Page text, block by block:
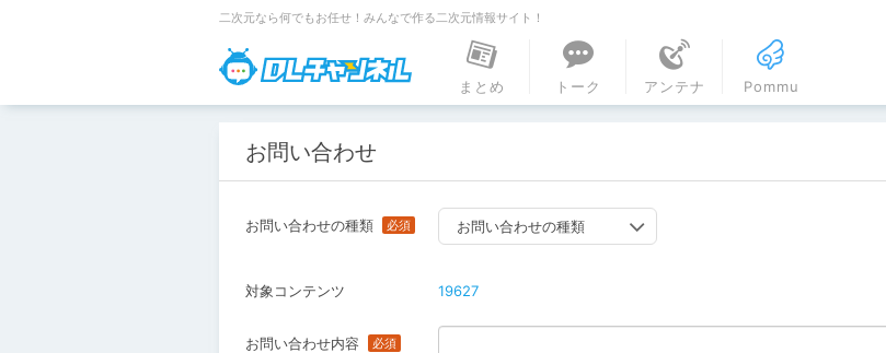
二次元なら何でもお任せ！みんなで作る二次元情報サイト！
DLチャンネル
まとめ
トーク アンテナ Pommu
お問い合わせ
お問い合わせの種類 お問い合わせの種類
対象コンテンツ 19627
お問い合わせ内容